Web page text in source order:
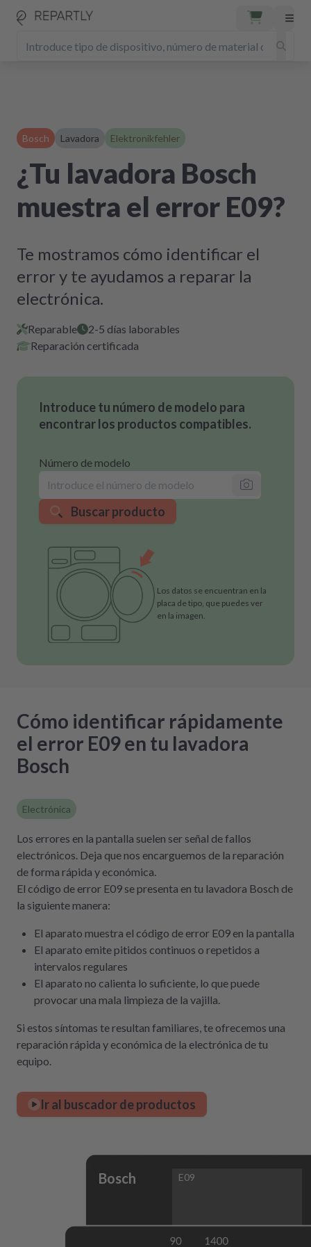
Bosch Lavadora Elektronikfehler
¿Tu lavadora Bosch
muestra el error E09?
Te mostramos cómo identificar el
error y te ayudamos a reparar la
electrónica.
Reparable
2-5 días laborables
Reparación certificada
Introduce tu número de modelo para
encontrar los productos compatibles.
Número de modelo
Buscar producto
Los datos se encuentran en la
placa de tipo, que puedes ver
en la imagen.
Cómo identificar rápidamente
el error E09 en tu lavadora
Bosch
Electrónica
Los errores en la pantalla suelen ser señal de fallos
electrónicos. Deja que nos encarguemos de la reparación
de forma rápida y económica.
El código de error E09 se presenta en tu lavadora Bosch de
la siguiente manera:
El aparato muestra el código de error E09 en la pantalla
El aparato emite pitidos continuos o repetidos a
intervalos regulares
El aparato no calienta lo suficiente, lo que puede
provocar una mala limpieza de la vajilla.
Si estos síntomas te resultan familiares, te ofrecemos una
reparación rápida y económica de la electrónica de tu
equipo.
Ir al buscador de productos
Bosch E09